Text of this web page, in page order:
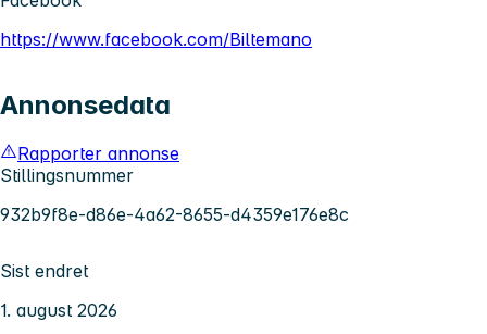
https://www.facebook.com/Biltemano
Annonsedata
Rapporter annonse
Stillingsnummer
932b9f8e-d86e-4a62-8655-d4359e176e8c
Sist endret
1. august 2026